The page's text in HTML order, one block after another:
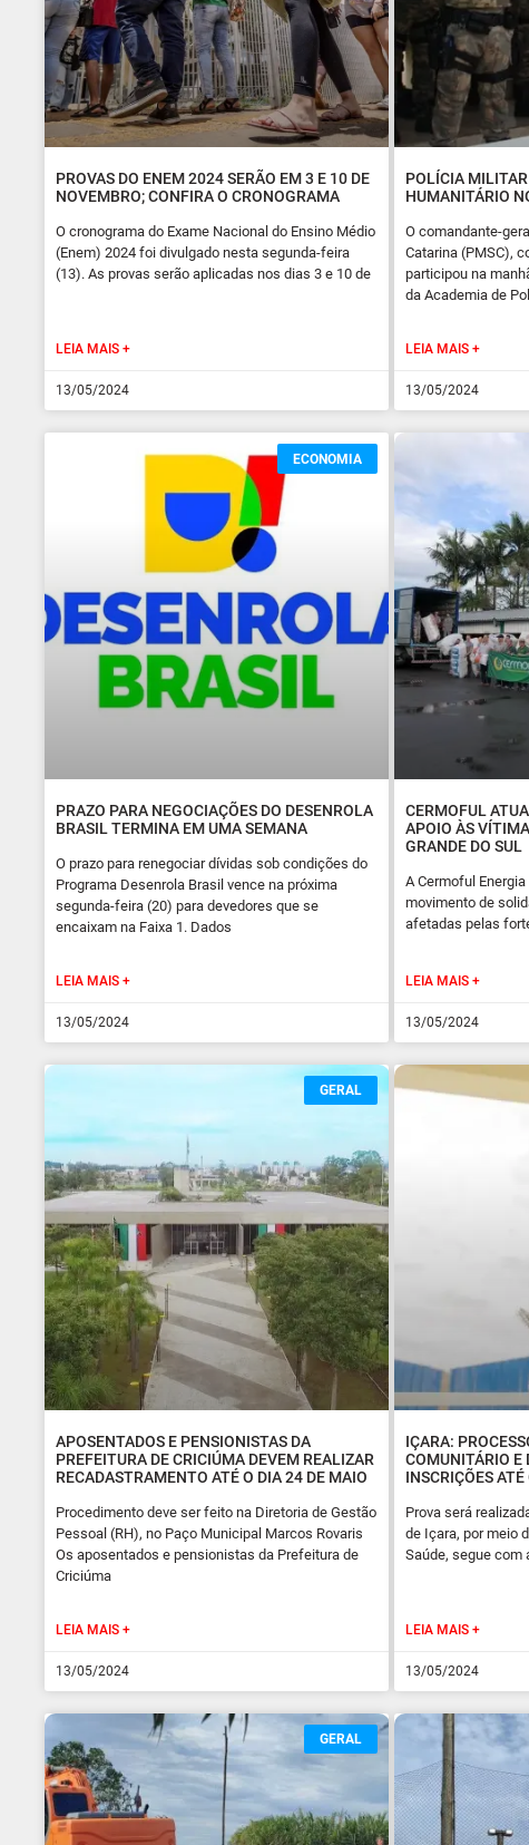
PROVAS DO ENEM 2024 SERÃO EM 3 E 10 DE
NOVEMBRO; CONFIRA O CRONOGRAMA
O cronograma do Exame Nacional do Ensino Médio
(Enem) 2024 foi divulgado nesta segunda-feira
(13). As provas serão aplicadas nos dias 3 e 10 de
LEIA MAIS +
13/05/2024
POLÍCIA
HUMANITÁRIO
O comandante-
Catarina (PMSC),
participou na
da Academia de
LEIA MAIS +
13/05/2024
ECONOMIA
PRAZO PARA NEGOCIAÇÕES DO DESENROLA
BRASIL TERMINA EM UMA SEMANA
O prazo para renegociar dívidas sob condições do
Programa Desenrola Brasil vence na próxima
segunda-feira (20) para devedores que se
encaixam na Faixa 1. Dados
LEIA MAIS +
13/05/2024
CERMOFUL
APOIO ÀS
GRANDE DO SUL
A Cermoful
movimento de
afetadas pelas
LEIA MAIS +
13/05/2024
GERAL
APOSENTADOS E PENSIONISTAS DA
PREFEITURA DE CRICIÚMA DEVEM REALIZAR
RECADASTRAMENTO ATÉ O DIA 24 DE MAIO
Procedimento deve ser feito na Diretoria de Gestão
Pessoal (RH), no Paço Municipal Marcos Rovaris
Os aposentados e pensionistas da Prefeitura de
Criciúma
LEIA MAIS +
13/05/2024
IÇARA:
COMUNITÁRIO E
INSCRIÇÕES
Prova será
de Içara, por meio
Saúde, segue com
LEIA MAIS +
13/05/2024
GERAL